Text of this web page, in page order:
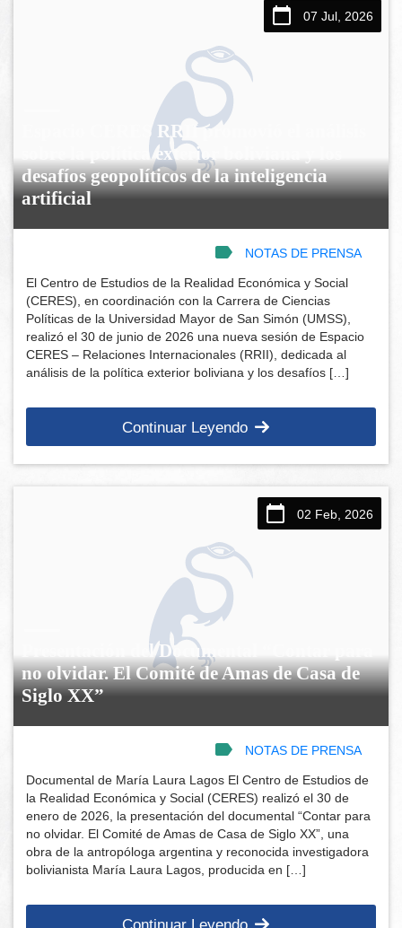
07 Jul, 2026
Espacio CERES RRII promovió el análisis
sobre la política exterior boliviana y los
desafíos geopolíticos de la inteligencia
artificial
NOTAS DE PRENSA
El Centro de Estudios de la Realidad Económica y Social
(CERES), en coordinación con la Carrera de Ciencias
Políticas de la Universidad Mayor de San Simón (UMSS),
realizó el 30 de junio de 2026 una nueva sesión de Espacio
CERES – Relaciones Internacionales (RRII), dedicada al
análisis de la política exterior boliviana y los desafíos […]
Continuar Leyendo
02 Feb, 2026
Presentación del Documental “Contar para
no olvidar. El Comité de Amas de Casa de
Siglo XX”
NOTAS DE PRENSA
Documental de María Laura Lagos El Centro de Estudios de
la Realidad Económica y Social (CERES) realizó el 30 de
enero de 2026, la presentación del documental “Contar para
no olvidar. El Comité de Amas de Casa de Siglo XX”, una
obra de la antropóloga argentina y reconocida investigadora
bolivianista María Laura Lagos, producida en […]